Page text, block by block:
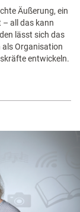
Äußerung, ein
– all das kann
lässt sich das
als Organisation
entwickeln.